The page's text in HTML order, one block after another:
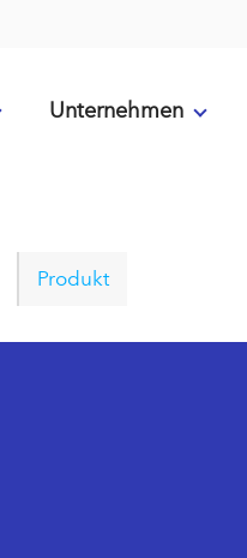
Unternehmen
Produkt